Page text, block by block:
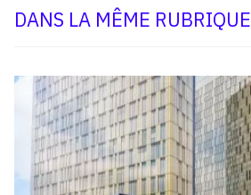
DANS LA MÊME RUBRIQUE